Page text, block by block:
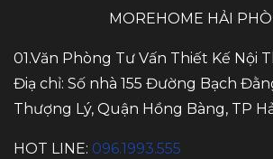
MOREHOME HẢI
01.Văn Phòng Tư Vấn Thiết Kế Nội
Điạ chỉ: Số nhà 155 Đường Bạch
Thượng Lý, Quận Hồng Bàng, TP
HOT LINE: 096.1993.555